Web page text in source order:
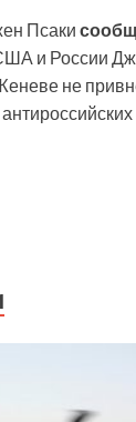
Псаки
и России
не